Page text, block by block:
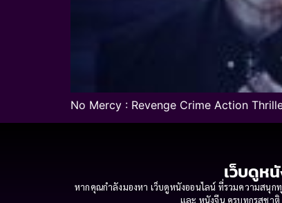
No Mercy : Revenge Crime Action
เว็บดูห
หากคุณกำลังมองหา เว็บดูหนังออนไลน์ ที่รวมความสนุ
และ หนังจีน ครบทุกรสชา